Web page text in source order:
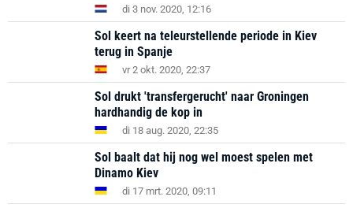
di 3 nov. 2020, 12:16
Sol keert na teleurstellende periode in Kiev
terug in Spanje
vr 2 okt. 2020, 22:37
Sol drukt 'transfergerucht' naar Groningen
hardhandig de kop in
di 18 aug. 2020, 22:35
Sol baalt dat hij nog wel moest spelen met
Dinamo Kiev
di 17 mrt. 2020, 09:11